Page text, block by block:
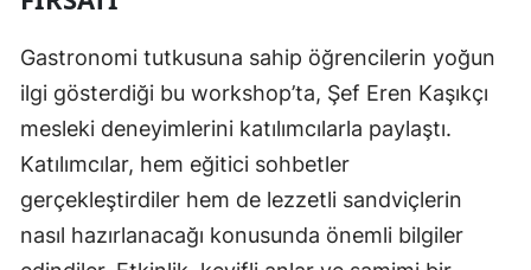
Gastronomi tutkusuna sahip öğrencilerin yoğun
ilgi gösterdiği bu workshop’ta, Şef Eren Kaşıkçı
mesleki deneyimlerini katılımcılarla paylaştı.
Katılımcılar, hem eğitici sohbetler
gerçekleştirdiler hem de lezzetli sandviçlerin
nasıl hazırlanacağı konusunda önemli bilgiler